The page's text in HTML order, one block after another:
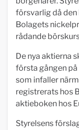
försvarlig då
Bolagets
rådande
De nya aktierna
första gången
som infaller
registrerats hos
aktieboken hos
Styrelsens